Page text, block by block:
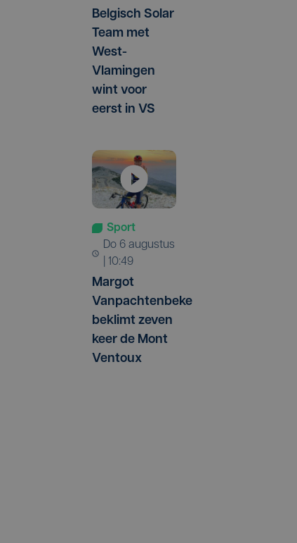
Belgisch Solar
Team met
West-
Vlamingen
wint voor
eerst in VS
Sport
do 6 augustus
| 10:49
Margot
Vanpachtenbeke
beklimt zeven
keer de Mont
Ventoux